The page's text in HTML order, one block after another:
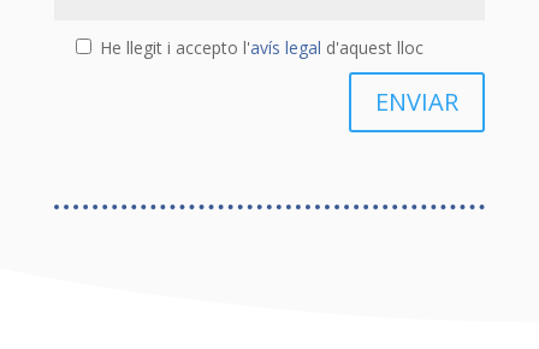
He llegit i accepto l'avís legal d'aquest lloc